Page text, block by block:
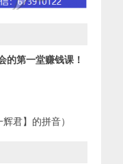
的第一堂赚钱课！
君】的拼音）